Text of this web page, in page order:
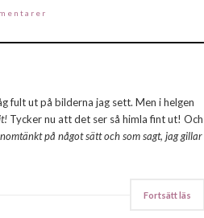
fult ut på bilderna jag sett. Men i helgen
Tycker nu att det ser så himla fint ut! Och
på något sätt och som sagt, jag gillar
Fortsätt läs